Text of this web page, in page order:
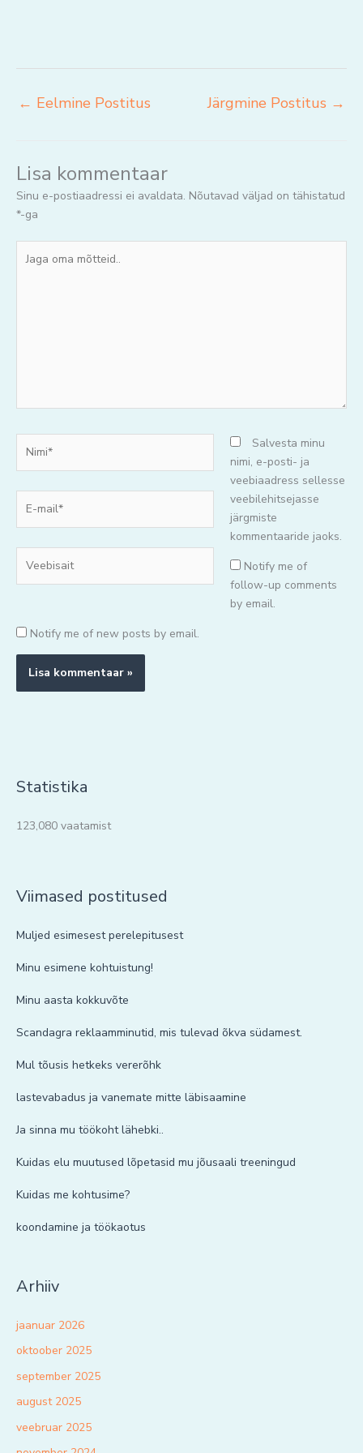
← Eelmine Postitus Järgmine Postitus →
Lisa kommentaar
Sinu e-postiaadressi ei avaldata. Nõutavad väljad on tähistatud
*-ga
oma
mail*
Salvesta minu
nimi, e-posti- ja
veebiaadress sellesse
veebilehitsejasse
järgmiste
kommentaaride jaoks.
Notify me of
follow-up comments
by email.
Notify me of new posts by email.
Statistika
123,080 vaatamist
Viimased postitused
Muljed esimesest perelepitusest
Minu esimene kohtuistung!
Minu aasta kokkuvõte
Scandagra reklaamminutid, mis tulevad õkva südamest.
Mul tõusis hetkeks vererõhk
lastevabadus ja vanemate mitte läbisaamine
Ja sinna mu töökoht lähebki..
Kuidas elu muutused lõpetasid mu jõusaali treeningud
Kuidas me kohtusime?
koondamine ja töökaotus
Arhiiv
jaanuar 2026
oktoober 2025
september 2025
august 2025
veebruar 2025